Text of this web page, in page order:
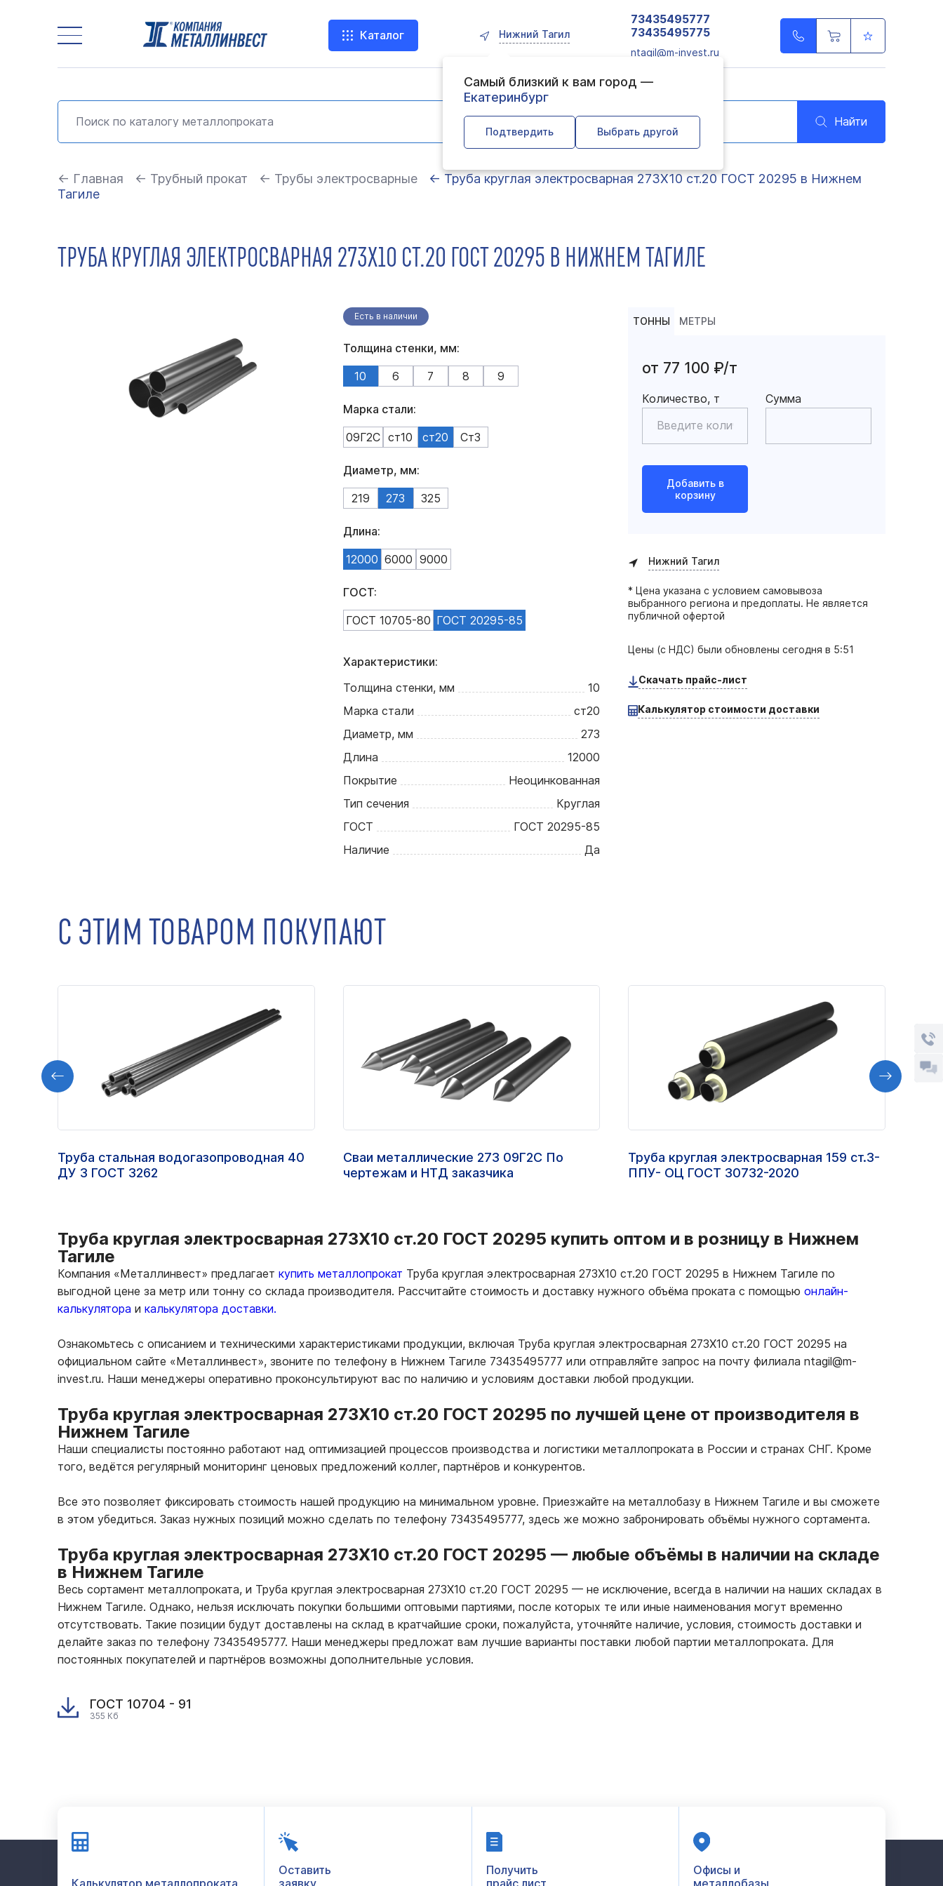
Каталог Нижний Тагил
Самый близкий к вам город —
Екатеринбург
Подтвердить Выбрать другой
73435495777
73435495775
ntagil@m-invest.ru
Найти
← Главная ← Трубный прокат ← Трубы электросварные
← Труба круглая электросварная 273Х10 ст.20 ГОСТ 20295 в Нижнем
Тагиле
ТРУБА КРУГЛАЯ ЭЛЕКТРОСВАРНАЯ 273Х10 СТ.20 ГОСТ 20295 В НИЖНЕМ ТАГИЛЕ
Есть в наличии
Толщина стенки, мм:
10
6 7 8 9
Марка стали:
09Г2С ст10 ст20 Ст3
Диаметр, мм:
219
273 325
Длина:
12000 6000 9000
ГОСТ:
ГОСТ 10705-80 ГОСТ 20295-85
Характеристики:
Толщина стенки, мм
10
Марка стали
ст20
Диаметр, мм
273
Длина
12000
Покрытие
Неоцинкованная
Тип сечения
Круглая
ГОСТ
ГОСТ 20295-85
Наличие
Да
ТОННЫ МЕТРЫ
от 77 100 ₽/т
Количество, т Сумма
Добавить в
корзину
Нижний Тагил
* Цена указана с условием самовывоза
выбранного региона и предоплаты. Не является
публичной офертой
Цены (с НДС) были обновленысегодня в 5:51
Скачать прайс-лист
Калькулятор стоимости доставки
С ЭТИМ ТОВАРОМ ПОКУПАЮТ
Труба стальная водогазопроводная 40
ДУ 3 ГОСТ 3262
Сваи металлические 273 09Г2С По
чертежам и НТД заказчика
Труба круглая электросварная 159 ст.3-
ППУ- ОЦ ГОСТ 30732-2020
Труба круглая электросварная 273Х10 ст.20 ГОСТ 20295 купить оптом и в розницу в Нижнем
Тагиле
Компания «Металлинвест» предлагает купить металлопрокат Труба круглая электросварная 273Х10 ст.20 ГОСТ 20295 в Нижнем Тагиле по
выгодной цене за метр или тонну со склада производителя. Рассчитайте стоимость и доставку нужного объёма проката с помощью онлайн-
калькулятора и калькулятора доставки.
Ознакомьтесь с описанием и техническими характеристиками продукции, включая Труба круглая электросварная 273Х10 ст.20 ГОСТ 20295 на
официальном сайте «Металлинвест», звоните по телефону в Нижнем Тагиле 73435495777 или отправляйте запрос на почту филиала ntagil@m-
invest.ru. Наши менеджеры оперативно проконсультируют вас по наличию и условиям доставки любой продукции.
Труба круглая электросварная 273Х10 ст.20 ГОСТ 20295 по лучшей цене от производителя в
Нижнем Тагиле
Наши специалисты постоянно работают над оптимизацией процессов производства и логистики металлопроката в России и странах СНГ. Кроме
того, ведётся регулярный мониторинг ценовых предложений коллег, партнёров и конкурентов.
Все это позволяет фиксировать стоимость нашей продукцию на минимальном уровне. Приезжайте на металлобазу в Нижнем Тагиле и вы сможете
в этом убедиться. Заказ нужных позиций можно сделать по телефону 73435495777, здесь же можно забронировать объёмы нужного сортамента.
Труба круглая электросварная 273Х10 ст.20 ГОСТ 20295 — любые объёмы в наличии на складе
в Нижнем Тагиле
Весь сортамент металлопроката, и Труба круглая электросварная 273Х10 ст.20 ГОСТ 20295 — не исключение, всегда в наличии на наших складах в
Нижнем Тагиле. Однако, нельзя исключать покупки большими оптовыми партиями, после которых те или иные наименования могут временно
отсутствовать. Такие позиции будут доставлены на склад в кратчайшие сроки, пожалуйста, уточняйте наличие, условия, стоимость доставки и
делайте заказ по телефону 73435495777. Наши менеджеры предложат вам лучшие варианты поставки любой партии металлопроката. Для
постоянных покупателей и партнёров возможны дополнительные условия.
ГОСТ 10704 - 91
355 Кб
Оставить
Получить
Офисы и